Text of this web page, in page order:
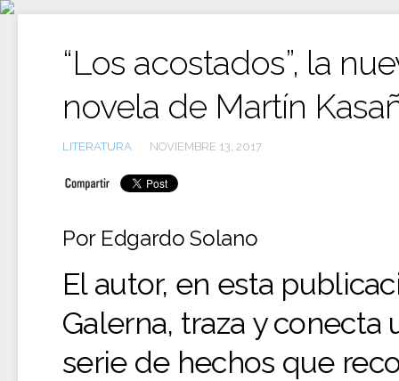
Ir
“Los acostados”, la
novela de Martín
LITERATURA NOVIEMBRE 13, 2017
Por Edgardo Solano
El autor, en esta
Galerna, traza y conecta
serie de hechos que